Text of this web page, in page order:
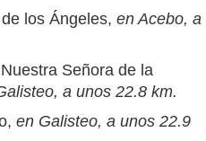
los Ángeles, en Acebo, a
Señora de la
a unos 22.8 km.
en Galisteo, a unos 22.9